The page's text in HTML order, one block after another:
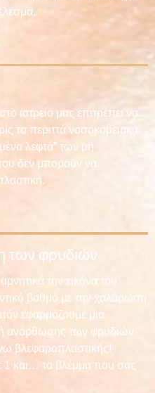
ιατρείο μας επιτρέπει να
τα περιττά νοσοκομειακά
λεφτά” των μη
δεν μπορούν να
των φρυδιών
την εικόνα του
βαθμό με την χαλάρωση
εφαρμόζουμε μια
ανόρθωσης των φρυδιών
βλεφαροπλαστικής!
1 και… το βλέμμα που σας